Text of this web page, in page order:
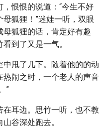
恨恨的说道：“今生不好
狐狸！”迷娃一听，双眼
狐狸的话，肯定好有趣
到了又是一气。
甩了几下。随着他的的动
闹之时，一个老人的声音
”
耳边。思竹一听，也不教
谷深处跑去。